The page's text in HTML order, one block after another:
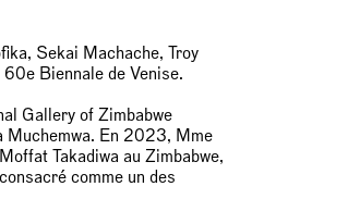
Sekai Machache, Troy
Biennale de Venise.
Gallery of Zimbabwe
Muchemwa. En 2023, Mme
Takadiwa au Zimbabwe,
comme un des